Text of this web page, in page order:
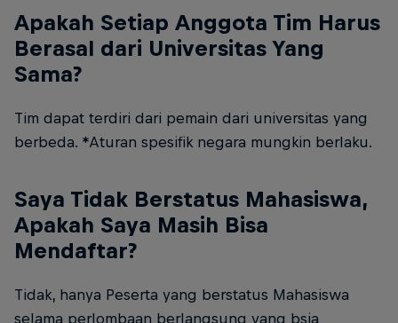
Apakah Setiap Anggota Tim Harus
Berasal dari Universitas Yang
Sama?
Tim dapat terdiri dari pemain dari universitas yang
berbeda. *Aturan spesifik negara mungkin berlaku.
Saya Tidak Berstatus Mahasiswa,
Apakah Saya Masih Bisa
Mendaftar?
Tidak, hanya Peserta yang berstatus Mahasiswa
selama perlombaan berlangsung yang bsia